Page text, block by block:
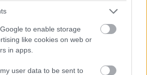
to enable storage
like cookies on web or
in apps.
user data to be sent to